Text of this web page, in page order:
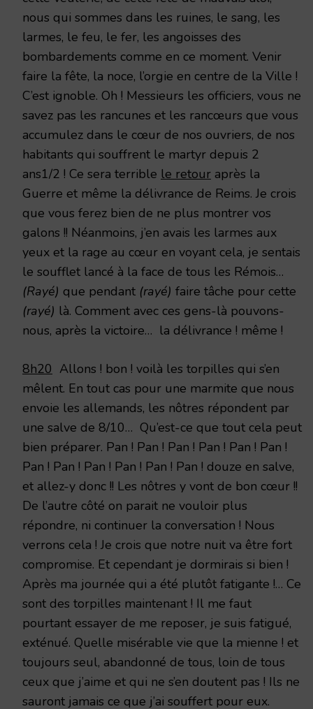
nous qui sommes dans les ruines, le sang, les
larmes, le feu, le fer, les angoisses des
bombardements comme en ce moment. Venir
faire la fête, la noce, l’orgie en centre de la Ville !
C’est ignoble. Oh ! Messieurs les officiers, vous ne
savez pas les rancunes et les rancœurs que vous
accumulez dans le cœur de nos ouvriers, de nos
habitants qui souffrent le martyr depuis 2
ans1/2 ! Ce sera terrible le retour après la
Guerre et même la délivrance de Reims. Je crois
que vous ferez bien de ne plus montrer vos
galons !! Néanmoins, j’en avais les larmes aux
yeux et la rage au cœur en voyant cela, je sentais
le soufflet lancé à la face de tous les Rémois…
(Rayé) que pendant (rayé) faire tâche pour cette
(rayé) là. Comment avec ces gens-là pouvons-
nous, après la victoire… la délivrance ! même !
8h20 Allons ! bon ! voilà les torpilles qui s’en
mêlent. En tout cas pour une marmite que nous
envoie les allemands, les nôtres répondent par
une salve de 8/10… Qu’est-ce que tout cela peut
bien préparer. Pan ! Pan ! Pan ! Pan ! Pan ! Pan !
Pan ! Pan ! Pan ! Pan ! Pan ! Pan ! douze en salve,
et allez-y donc !! Les nôtres y vont de bon cœur !!
De l’autre côté on parait ne vouloir plus
répondre, ni continuer la conversation ! Nous
verrons cela ! Je crois que notre nuit va être fort
compromise. Et cependant je dormirais si bien !
Après ma journée qui a été plutôt fatigante !… Ce
sont des torpilles maintenant ! Il me faut
pourtant essayer de me reposer, je suis fatigué,
exténué. Quelle misérable vie que la mienne ! et
toujours seul, abandonné de tous, loin de tous
ceux que j’aime et qui ne s’en doutent pas ! Ils ne
sauront jamais ce que j’ai souffert pour eux.